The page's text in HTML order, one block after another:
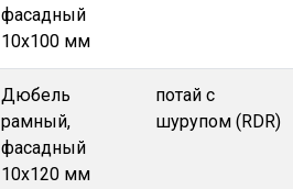
фасадный
10х100 мм
Дюбель
рамный,
фасадный
10х120 мм
потай с
шурупом (RDR)